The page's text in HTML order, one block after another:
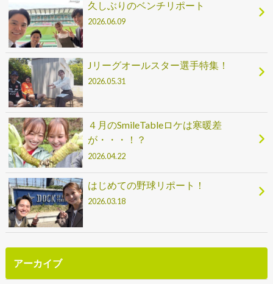
久しぶりのベンチリポート
2026.06.09
Jリーグオールスター選手特集！
2026.05.31
４月のSmileTableロケは寒暖差
が・・・！？
2026.04.22
はじめての野球リポート！
2026.03.18
アーカイブ